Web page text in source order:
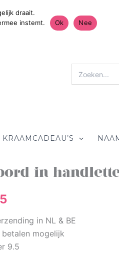
Verzending in Nederland
naar:
KRAAMCADEAU’S
in
in NL & BE
mogelijk
9.5
draait.
instemt.
Ok Nee